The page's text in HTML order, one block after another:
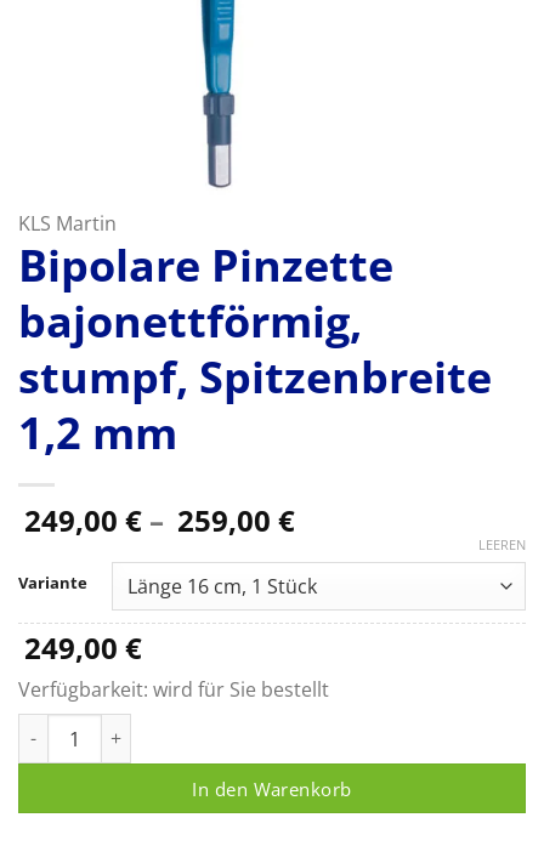
KLS Martin
Bipolare Pinzette
bajonettförmig,
stumpf, Spitzenbreite
1,2 mm
249,00 € – 259,00 €Preisspanne:
bis
259,00 €
Variante
LEEREN
249,00 €
Verfügbarkeit: wird für Sie bestellt
In den Warenkorb